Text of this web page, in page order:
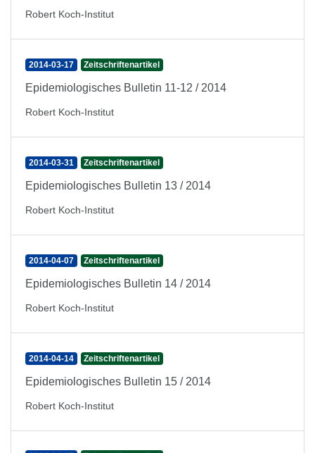
Robert Koch-Institut
2014-03-17 Zeitschriftenartikel
Epidemiologisches Bulletin 11-12 / 2014
Robert Koch-Institut
2014-03-31 Zeitschriftenartikel
Epidemiologisches Bulletin 13 / 2014
Robert Koch-Institut
2014-04-07 Zeitschriftenartikel
Epidemiologisches Bulletin 14 / 2014
Robert Koch-Institut
2014-04-14 Zeitschriftenartikel
Epidemiologisches Bulletin 15 / 2014
Robert Koch-Institut